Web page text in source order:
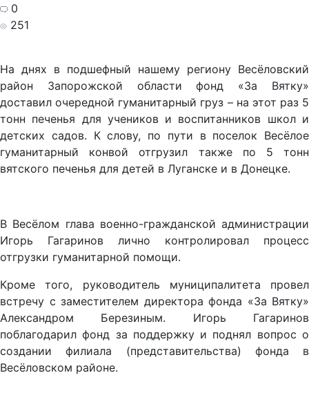
0
251
На днях в подшефный нашему региону Весёловский
район Запорожской области фонд «За Вятку»
доставил очередной гуманитарный груз – на этот раз 5
тонн печенья для учеников и воспитанников школ и
детских садов. К слову, по пути в поселок Весёлое
гуманитарный конвой отгрузил также по 5 тонн
вятского печенья для детей в Луганске и в Донецке.
В Весёлом глава военно-гражданской администрации
Игорь Гагаринов лично контролировал процесс
отгрузки гуманитарной помощи.
Кроме того, руководитель муниципалитета провел
встречу с заместителем директора фонда «За Вятку»
Александром Березиным. Игорь Гагаринов
поблагодарил фонд за поддержку и поднял вопрос о
создании филиала (представительства) фонда в
Весёловском районе.